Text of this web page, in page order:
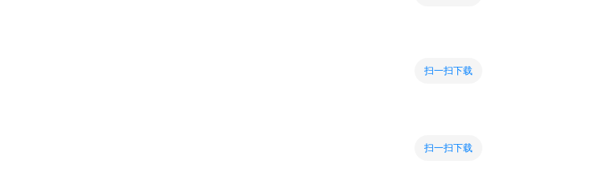
扫一扫下载
扫一扫下载